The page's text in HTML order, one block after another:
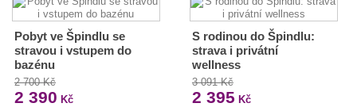
Pobyt ve Špindlu se
stravou i vstupem do
bazénu
2 700 Kč
2 390 Kč
S rodinou do Špindlu:
strava i privátní
wellness
3 091 Kč
2 395 Kč